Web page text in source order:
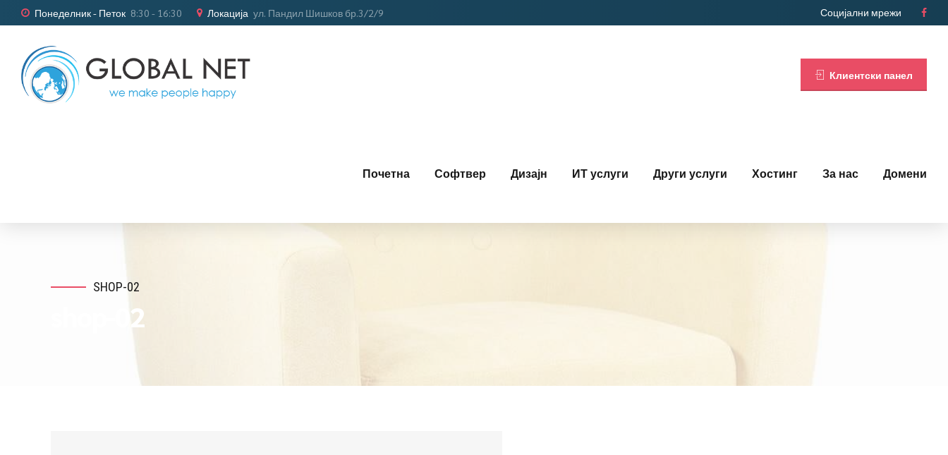
Понеделник - Петок 8:30 - 16:30 Локација ул. Пандил Шишков бр.3/2/9 Социјални мрежи
Клиентски панел
Почетна Софтвер Дизајн ИТ услуги Други услуги Хостинг За нас Домени
SHOP-02
shop-02